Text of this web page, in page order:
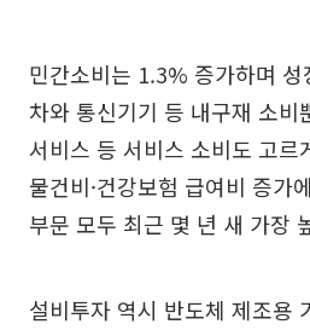
민간소비는 1.3% 증가하며
차와 통신기기 등 내구재 소비
서비스 등 서비스 소비도 고르
물건비·건강보험 급여비 증가
부문 모두 최근 몇 년 새 가장
설비투자 역시 반도체 제조용